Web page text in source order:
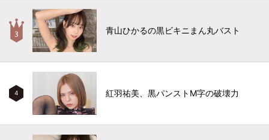
青山ひかるの黒ビキニまん丸バスト
4 紅羽祐美、黒パンストM字の破壊力